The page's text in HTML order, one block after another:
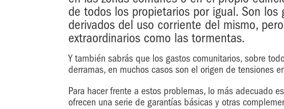
de todos los propietarios por igual. Son los
derivados del uso corriente del mismo,
extraordinarios como las tormentas.
Y también sabrás que los gastos comunitarios, sobre
derramas, en muchos casos son el origen de tensiones
Para hacer frente a estos problemas, lo más adecuado
ofrecen una serie de garantías básicas y otras